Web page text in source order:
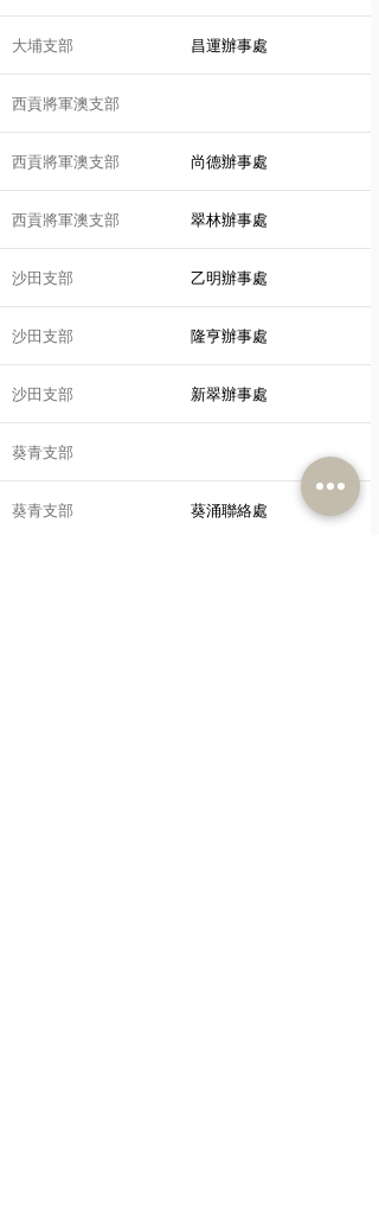
大埔支部 昌運辦事處
西貢將軍澳支部
西貢將軍澳支部 尚德辦事處
西貢將軍澳支部 翠林辦事處
沙田支部 乙明辦事處
沙田支部 隆亨辦事處
沙田支部 新翠辦事處
葵青支部
葵青支部 葵涌聯絡處